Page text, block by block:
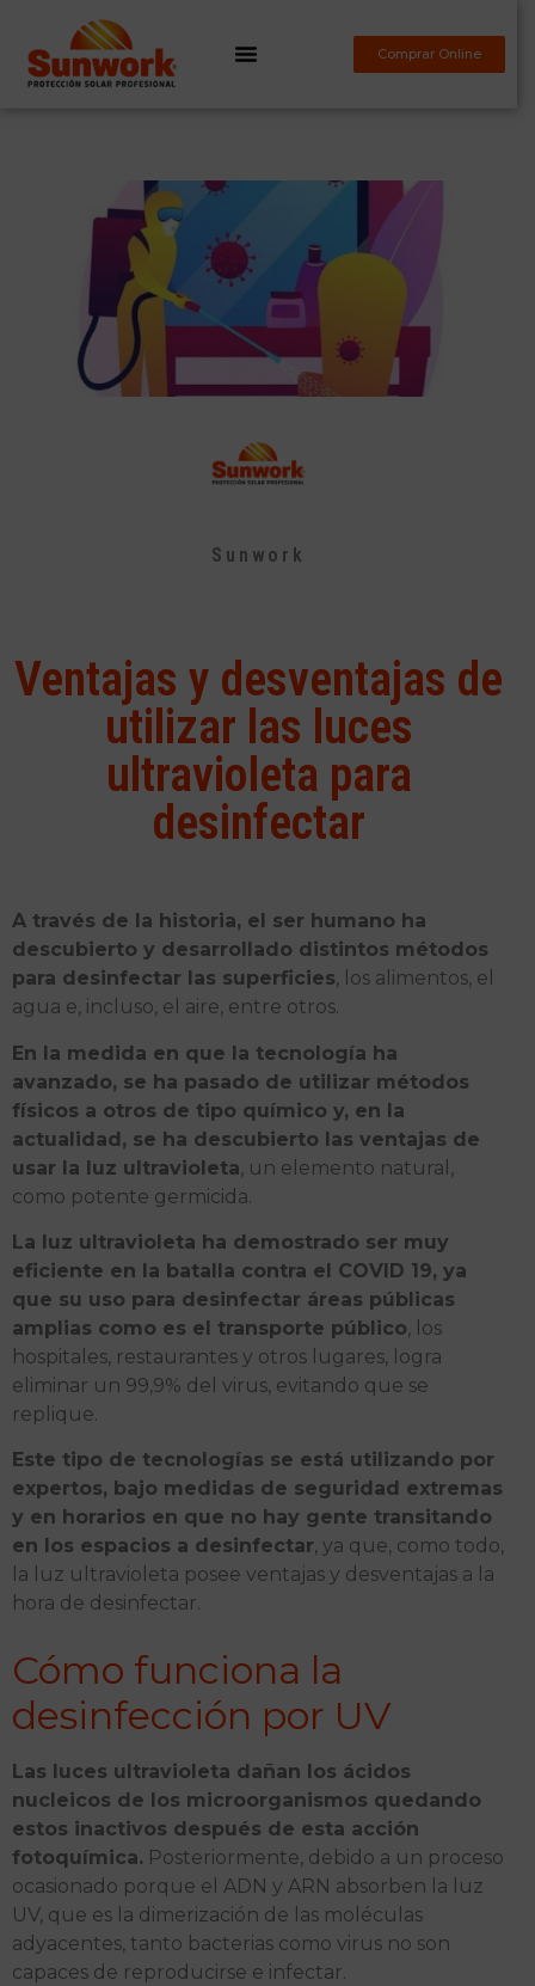
Comprar Online
Sunwork
Ventajas y desventajas de
utilizar las luces
ultravioleta para
desinfectar
A través de la historia, el ser humano ha
descubierto y desarrollado distintos métodos
para desinfectar las superficies, los alimentos, el
agua e, incluso, el aire, entre otros.
En la medida en que la tecnología ha
avanzado, se ha pasado de utilizar métodos
físicos a otros de tipo químico y, en la
actualidad, se ha descubierto las ventajas de
usar la luz ultravioleta, un elemento natural,
como potente germicida.
La luz ultravioleta ha demostrado ser muy
eficiente en la batalla contra el COVID 19, ya
que su uso para desinfectar áreas públicas
amplias como es el transporte público, los
hospitales, restaurantes y otros lugares, logra
eliminar un 99,9% del virus, evitando que se
replique.
Este tipo de tecnologías se está utilizando por
expertos, bajo medidas de seguridad extremas
y en horarios en que no hay gente transitando
en los espacios a desinfectar, ya que, como todo,
la luz ultravioleta posee ventajas y desventajas a la
hora de desinfectar.
Cómo funciona la
desinfección por UV
Las luces ultravioleta dañan los ácidos
nucleicos de los microorganismos quedando
estos inactivos después de esta acción
fotoquímica. Posteriormente, debido a un proceso
ocasionado porque el ADN y ARN absorben la luz
UV, que es la dimerización de las moléculas
adyacentes, tanto bacterias como virus no son
capaces de reproducirse e infectar.